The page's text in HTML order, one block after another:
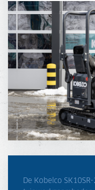
De Kobelco